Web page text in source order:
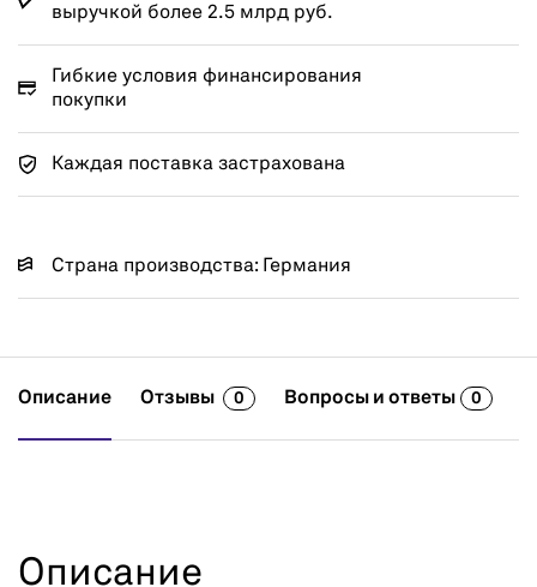
выручкой более 2.5 млрд руб.
Гибкие условия финансирования
покупки
Каждая поставка застрахована
Страна производства: Германия
Описание Отзывы 0 Вопросы и ответы 0
Описание